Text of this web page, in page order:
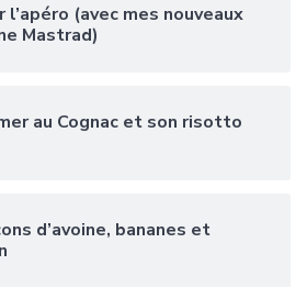
(avec mes nouveaux
Mastrad)
au Cognac et son risotto
d’avoine, bananes et